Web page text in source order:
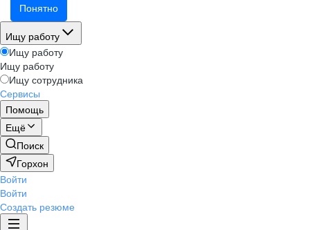
Понятно
Ищу работу
Ищу работу
Ищу работу
Ищу сотрудника
Сервисы
Помощь
Ещё
Поиск
Горхон
Войти
Войти
Создать резюме